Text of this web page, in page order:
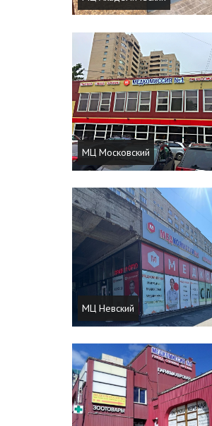
МЦ Московский
МЦ Невский